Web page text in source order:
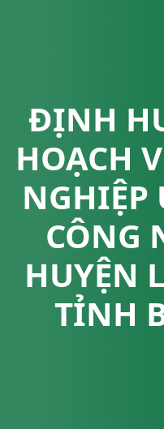
ĐỊNH
HOẠCH
NGHIỆP
CÔNG
HUYỆN
TỈNH